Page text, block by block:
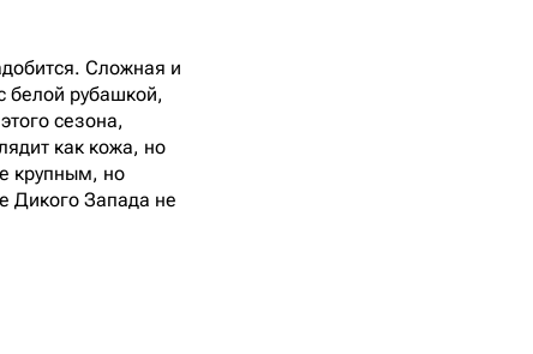
Сложная и
белой рубашкой,
сезона,
как кожа, но
крупным, но
Дикого Запада не